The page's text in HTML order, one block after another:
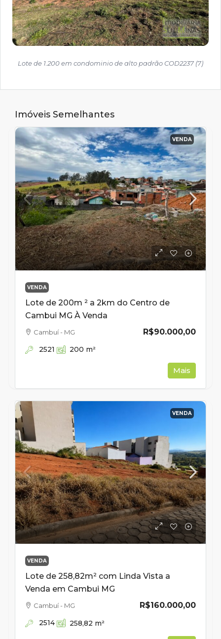
Lote de 1.200 em condominio de alto padrão COD2237 (7)
Imóveis Semelhantes
VENDA
VENDA
Lote de 200m ² a 2km do Centro de
Cambui MG À Venda
R$90.000,00
Cambuí - MG
2521 200 m²
Mais
VENDA
VENDA
Lote de 258,82m² com Linda Vista a
Venda em Cambui MG
R$160.000,00
Cambuí - MG
2514 258,82 m²